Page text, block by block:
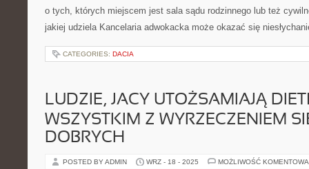
o tych, których miejscem jest sala sądu rodzinnego lub też
jakiej udziela Kancelaria adwokacka może okazać się
CATEGORIES: DACIA
LUDZIE, JACY UTOŻSAMIAJĄ
WSZYSTKIM Z WYRZECZENIEM
DOBRYCH
POSTED BY ADMIN WRZ - 18 - 2025 MOŻLIWOŚĆ